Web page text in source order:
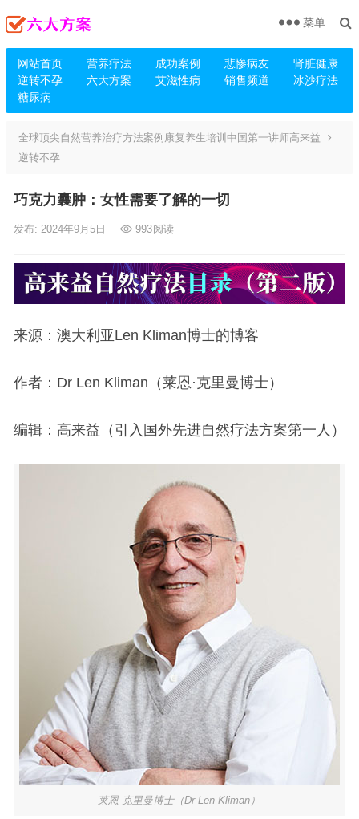
网站首页 营养疗法 成功案例 悲惨病友
肾脏健康
逆转不孕
六大方案 艾滋性病 销售频道
冰沙疗法
糖尿病
菜单
全球顶尖自然营养治疗方法案例康复养生培训中国第一讲师高来益
逆转不孕
巧克力囊肿：女性需要了解的一切
发布: 2024年9月5日 993阅读
来源：澳大利亚Len Kliman博士的博客
作者：Dr Len Kliman（莱恩·克里曼博士）
编辑：高来益（引入国外先进自然疗法方案第一人）
莱恩·克里曼博士（Dr Len Kliman）